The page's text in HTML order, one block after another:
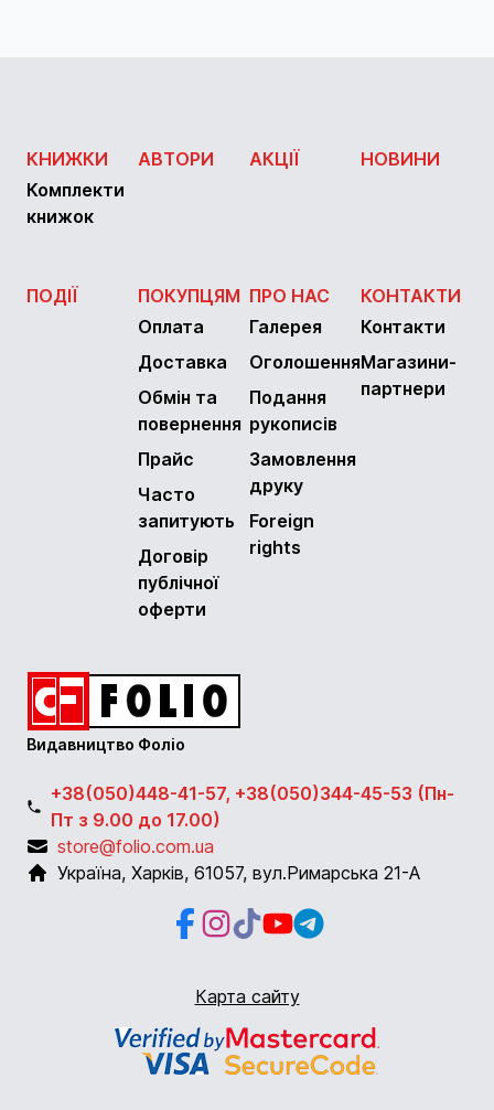
КНИЖКИ
Комплекти
книжок
АВТОРИ АКЦІЇ НОВИНИ
ПОДІЇ
ПОКУПЦЯМ
Оплата
Доставка
Обмін та
повернення
Прайс
Часто
запитують
Договір
публічної
оферти
ПРО НАС
Галерея
Оголошення
Подання
рукописів
Замовлення
друку
Foreign
rights
КОНТАКТИ
Контакти
Магазини-
партнери
Видавництво Фоліо
+38(050)448-41-57, +38(050)344-45-53 (Пн-
Пт з 9.00 до 17.00)
store@folio.com.ua
Україна, Харків, 61057, вул.Римарська 21-А
Facebook
Instagram
Instagram
YoutubeTelegram
Карта сайту